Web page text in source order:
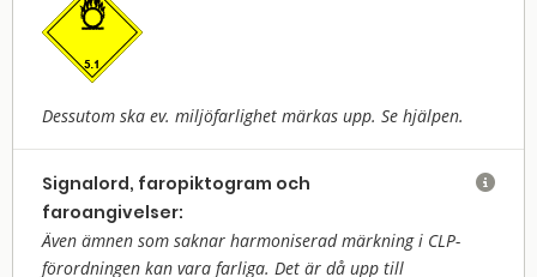
Dessutom ska ev. miljöfarlighet märkas upp. Se hjälpen.
Signalord, faropiktogram och
faroangivelser:
Även ämnen som saknar harmoniserad märkning i CLP-
förordningen kan vara farliga. Det är då upp till
